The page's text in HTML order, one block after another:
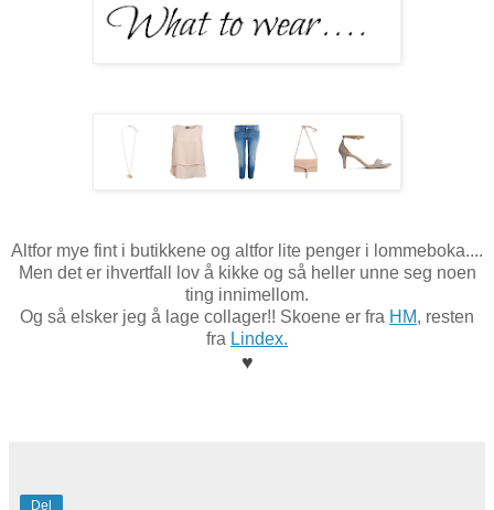
Altfor mye fint i butikkene og altfor lite penger i lommeboka....
Men det er ihvertfall lov å kikke og så heller unne seg noen
ting innimellom.
Og så elsker jeg å lage collager!! Skoene er fra HM, resten
fra Lindex.
♥
Del